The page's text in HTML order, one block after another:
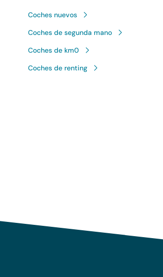
Coches nuevos
Coches de segunda mano
Coches de km0
Coches de renting